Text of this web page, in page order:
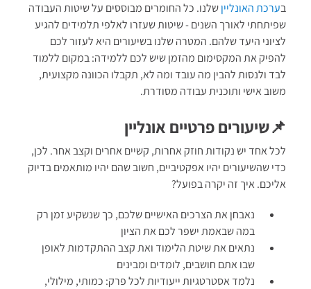
בערכת האונלייןשלנו. כל החומרים מבוססים על שיטות העבודה
שפיתחתי לאורך השנים - שיטות שעזרו לאלפי תלמידים להגיע
לציוני היעד שלהם. המטרה שלנו בשיעורים היא לעזור לכם
להפיק את המקסימום מהזמן שיש לכם ללמידה: במקום ללמוד
לבד ולנסות להבין מה עובד ומה לא, תקבלו הכוונה מקצועית,
משוב אישי ותוכנית עבודה מסודרת.
📌שיעורים פרטיים אונליין
לכל אחד יש נקודות חוזק אחרות, קשיים אחרים וקצב אחר. לכן,
כדי שהשיעורים יהיו אפקטיביים, חשוב שהם יהיו מותאמים בדיוק
אליכם. איך זה יקרה בפועל?
נאבחן את הצרכים האישיים שלכם, כך שנשקיע זמן רק
במה שבאמת ישפר לכם את הציון
נתאים את שיטת הלימוד ואת קצב ההתקדמות לאופן
שבו אתם חושבים, לומדים ומבינים
נלמד אסטרטגיות ייעודיות לכל פרק: כמותי, מילולי,